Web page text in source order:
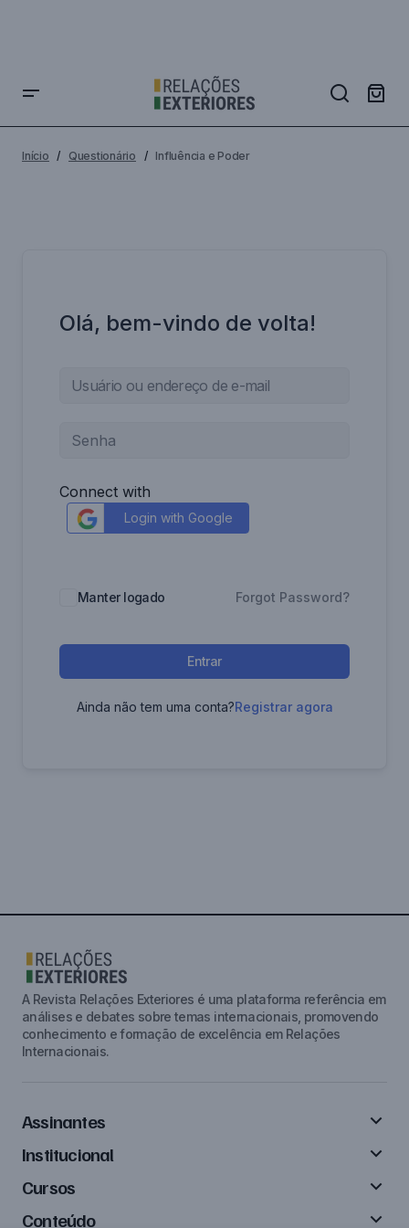
Início Questionário Influência e Poder
Olá, bem-vindo de volta!
Connect with
Login with Google
Manter logado Forgot Password?
Entrar
Ainda não tem uma conta?Registrar agora
A Revista Relações Exteriores é uma plataforma referência em
análises e debates sobre temas internacionais, promovendo
conhecimento e formação de excelência em Relações
Internacionais.
Assinantes
Institucional
Cursos
Conteúdo